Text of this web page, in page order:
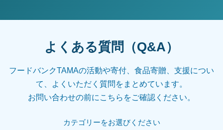
よくある質問（Q&A）
フードバンクTAMAの活動や寄付、食品寄贈、支援につい
て、よくいただく質問をまとめています。
お問い合わせの前にこちらをご確認ください。
カテゴリーをお選びください